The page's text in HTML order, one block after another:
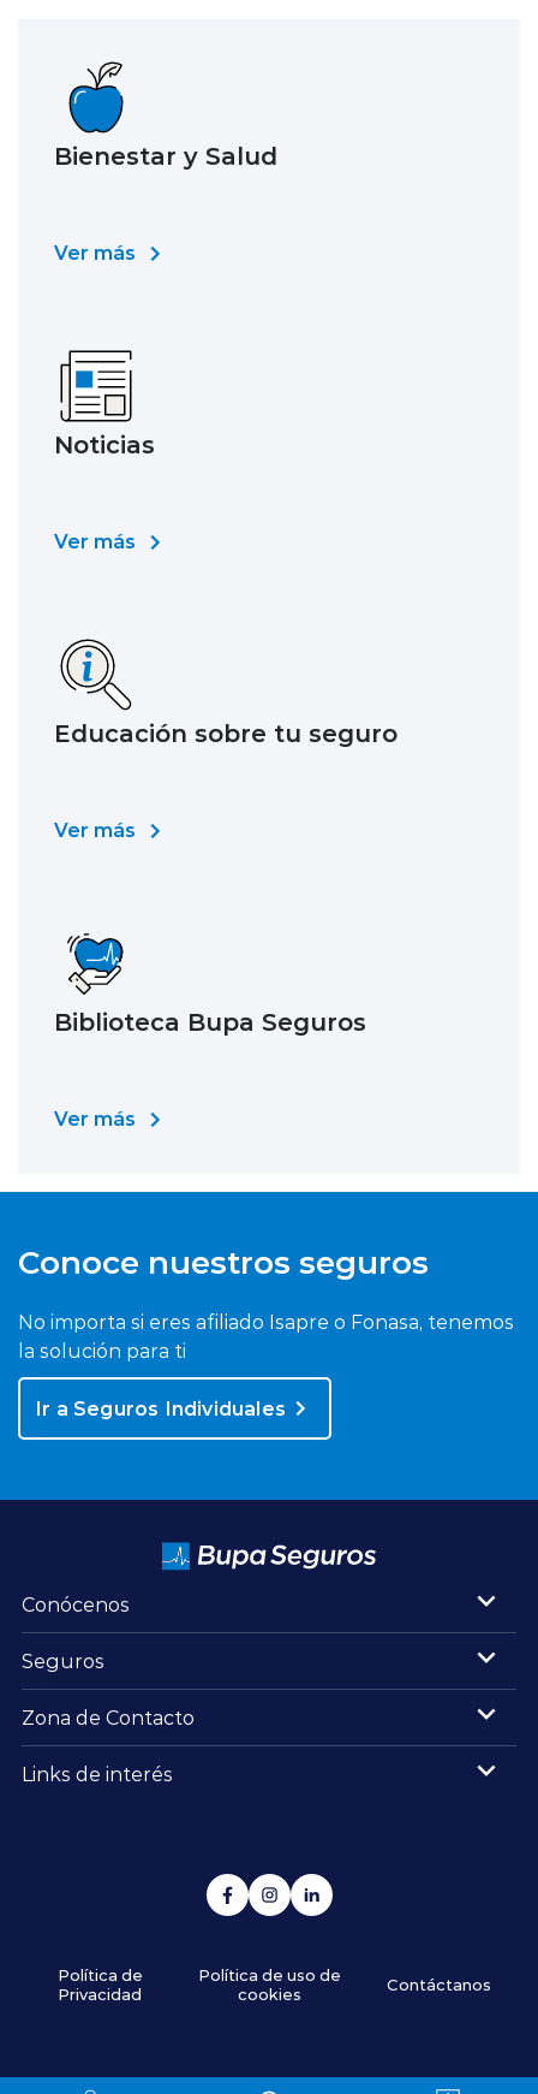
Bienestar y Salud
Ver más
Noticias
Ver más
Educación sobre tu seguro
Ver más
Biblioteca Bupa Seguros
Ver más
Conoce nuestros seguros
No importa si eres afiliado Isapre o Fonasa, tenemos
la solución para ti
Ir a Seguros Individuales
Conócenos
Seguros
Zona de Contacto
Links de interés
Política de
Privacidad
Política de uso de
cookies
Contáctanos